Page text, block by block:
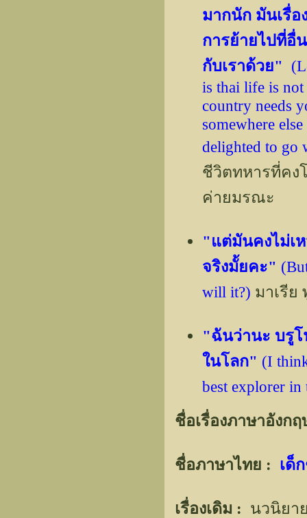
มากนัก มันเรื่อ
การย้ายไปที่อื่
กับเราด้วย"
is thai life is
country needs
somewhere
delighted to go
ชีวิตทหารที่คง
ค่ายมรณะ
"แต่มันคงไม่เ
จริงมั้ยคะ"
will it?) มาเรีย
"ฉันว่านะ บรูโ
ในโลก" (I
best explorer
ชื่อเรื่องภาษาอังก
ชื่อภาษาไทย : เด็
เรื่องเดิม : นวนิยา